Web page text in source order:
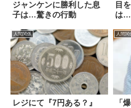
ジャンケンに勝利した息
子は…驚きの行動
目
は…
人間関係
レジにて『7円ある？』
人間関
「